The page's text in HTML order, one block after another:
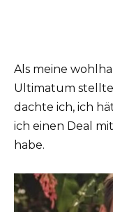
Als meine
Ultimatum
dachte ich, ich
ich einen Deal
habe.